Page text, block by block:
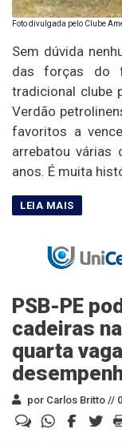
Foto divulgada pelo Clube
Sem dúvida
das forças do
tradicional clube
Verdão
favoritos a
arrebatou
anos. É muita
PSB-PE
cadeiras
quarta
por Carlos Britto //